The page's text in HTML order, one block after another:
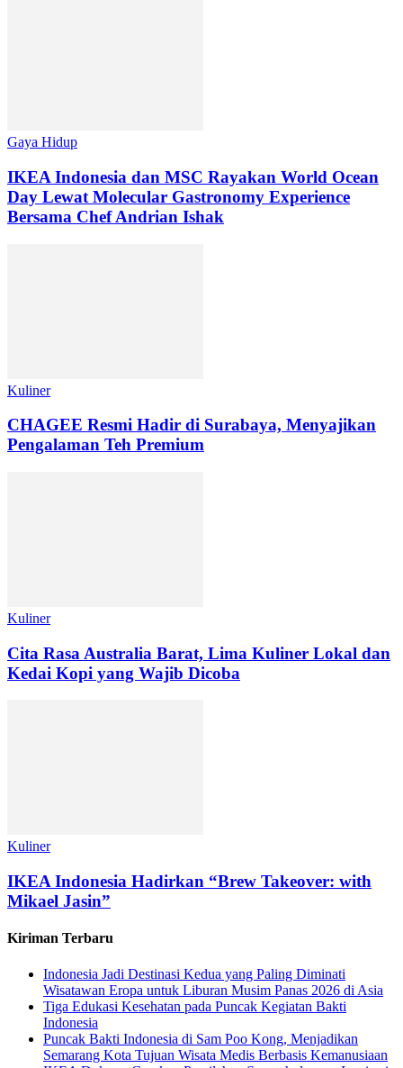
Gaya Hidup
IKEA Indonesia dan MSC Rayakan World Ocean
Day Lewat Molecular Gastronomy Experience
Bersama Chef Andrian Ishak
Kuliner
CHAGEE Resmi Hadir di Surabaya, Menyajikan
Pengalaman Teh Premium
Kuliner
Cita Rasa Australia Barat, Lima Kuliner Lokal dan
Kedai Kopi yang Wajib Dicoba
Kuliner
IKEA Indonesia Hadirkan “Brew Takeover: with
Mikael Jasin”
Kiriman Terbaru
Indonesia Jadi Destinasi Kedua yang Paling Diminati
Wisatawan Eropa untuk Liburan Musim Panas 2026 di Asia
Tiga Edukasi Kesehatan pada Puncak Kegiatan Bakti
Indonesia
Puncak Bakti Indonesia di Sam Poo Kong, Menjadikan
Semarang Kota Tujuan Wisata Medis Berbasis Kemanusiaan